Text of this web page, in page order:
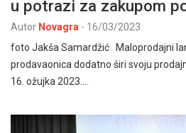
u potrazi za zakupom
Autor Novagra - 16/03/2023
foto Jakša Samardžić Maloprodajni
prodavaonica dodatno širi svoju
16. ožujka 2023.…